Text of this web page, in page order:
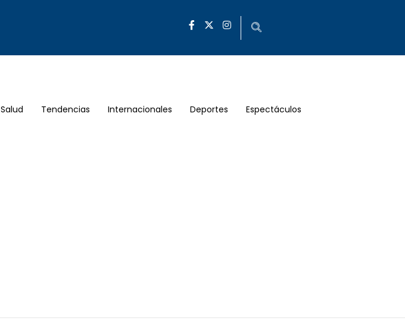
Salud Tendencias Internacionales Deportes Espectáculos